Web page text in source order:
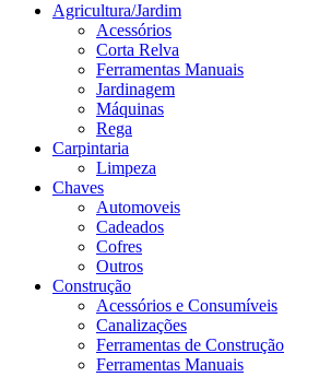
Agricultura/Jardim
Acessórios
Corta Relva
Ferramentas Manuais
Jardinagem
Máquinas
Rega
Carpintaria
Limpeza
Chaves
Automoveis
Cadeados
Cofres
Outros
Construção
Acessórios e Consumíveis
Canalizações
Ferramentas de Construção
Ferramentas Manuais